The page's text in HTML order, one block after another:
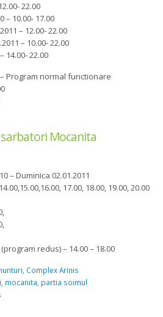
22.00
– 10.00- 17.00
– 12.00- 22.00
– 10.00- 22.00
14.00- 22.00
Program normal functionare
Mocanita
– Duminica 02.01.2011
14.00,15.00,16.00, 17.00, 18.00, 19.00, 20.00
redus) – 14.00 – 18.00
Complex Arinis
mocanita partia soimul